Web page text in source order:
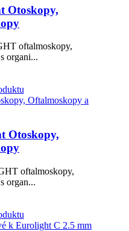
Otoskopy,
oftalmoskopy,
organi...
Otoskopy,
oftalmoskopy,
organ...